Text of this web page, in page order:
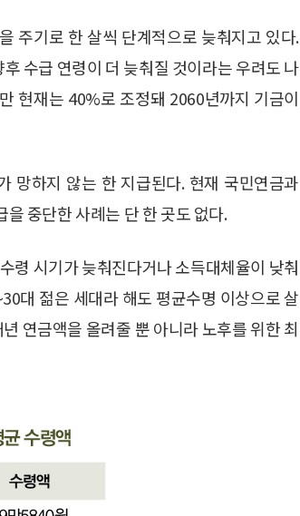
주기로 한 살씩 단계적으로 늦춰지고 있다.
수급 연령이 더 늦춰질 것이라는 우려도 나
현재는 40%로 조정돼 2060년까지 기금이
망하지 않는 한 지급된다. 현재 국민연금과
중단한 사례는 단 한 곳도 없다.
령 시기가 늦춰진다거나 소득대체율이 낮춰
대 젊은 세대라 해도 평균수명 이상으로 살
연금액을 올려줄 뿐 아니라 노후를 위한 최